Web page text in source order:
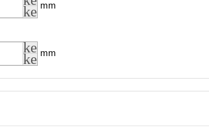
keyboard_arrow_down
mm
keyboard_arrow_up
keyboard_arrow_down
mm